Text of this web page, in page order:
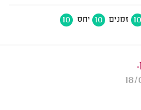
10 זמנים 10 יחס 10